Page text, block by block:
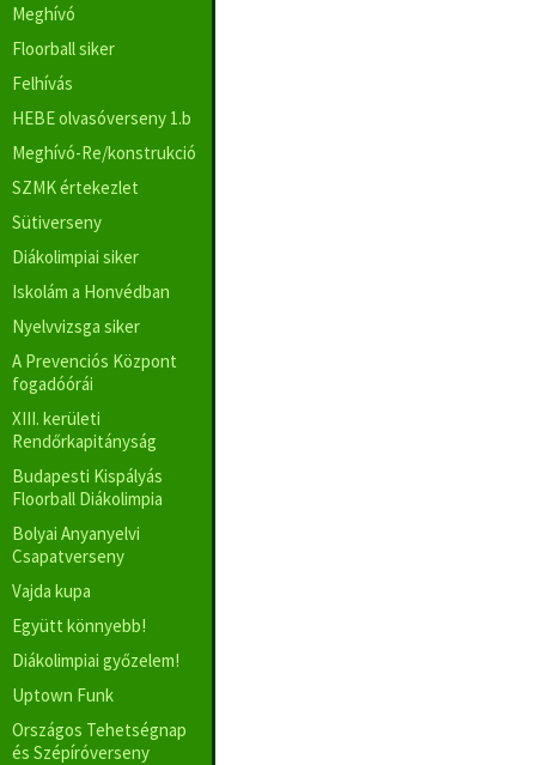
Meghívó
Floorball siker
Felhívás
HEBE olvasóverseny 1.b
Meghívó-Re/konstrukció
SZMK értekezlet
Sütiverseny
Diákolimpiai siker
Iskolám a Honvédban
Nyelvvizsga siker
A Prevenciós Központ
fogadóórái
XIII. kerületi
Rendőrkapitányság
Budapesti Kispályás
Floorball Diákolimpia
Bolyai Anyanyelvi
Csapatverseny
Vajda kupa
Együtt könnyebb!
Diákolimpiai győzelem!
Uptown Funk
Országos Tehetségnap
és Szépíróverseny